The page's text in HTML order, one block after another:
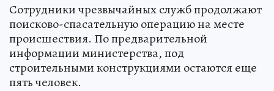
Сотрудники чрезвычайных служб продолжают
поисково-спасательную операцию на месте
происшествия. По предварительной
информации министерства, под
строительными конструкциями остаются еще
пять человек.